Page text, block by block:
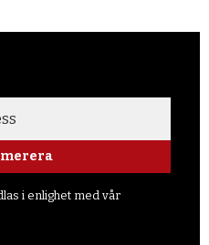
i enlighet med vår